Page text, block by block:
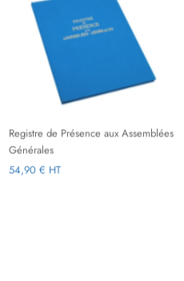
Registre de Présence aux Assemblées
Générales
54,90 € HT